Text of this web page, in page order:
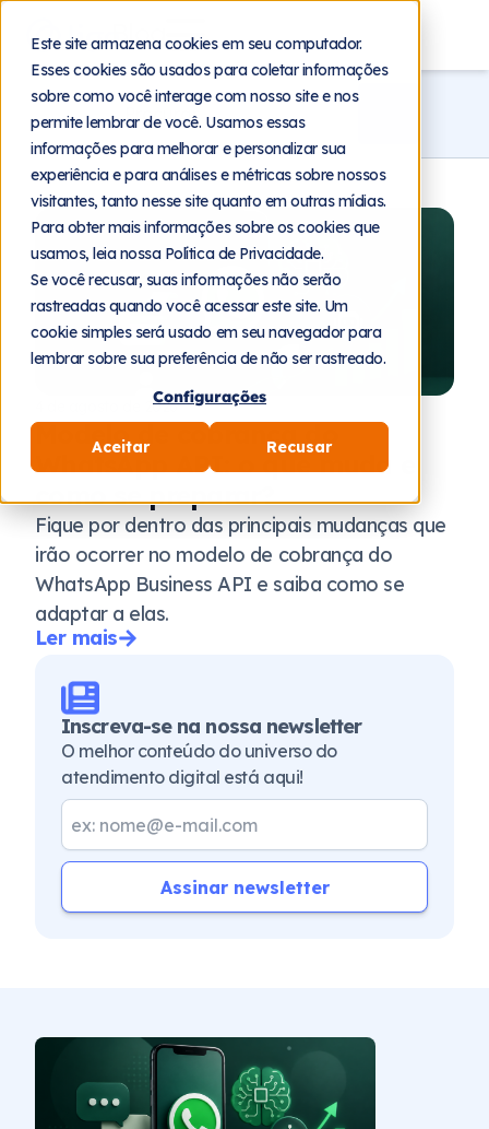
Este site armazena cookies em seu computador.
Esses cookies são usados para coletar informações
sobre como você interage com nosso site e nos
permite lembrar de você. Usamos essas
informações para melhorar e personalizar sua
experiência e para análises e métricas sobre nossos
visitantes, tanto nesse site quanto em outras mídias.
Para obter mais informações sobre os cookies que
usamos, leia nossa Política de Privacidade.
Se você recusar, suas informações não serão
rastreadas quando você acessar este site. Um
cookie simples será usado em seu navegador para
lembrar sobre sua preferência de não ser rastreado.
Configurações
Aceitar Recusar
Blog
4 de agosto de 2026
Modelo de cobrança do
WhatsApp API: o que muda e
como se preparar?
Fique por dentro das principais mudanças que
irão ocorrer no modelo de cobrança do
WhatsApp Business API e saiba como se
adaptar a elas.
Ler mais
Inscreva-se na nossa newsletter
O melhor conteúdo do universo do
atendimento digital está aqui!
Assinar newsletter